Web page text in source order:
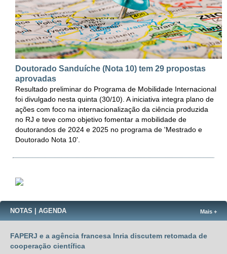
Doutorado Sanduíche (Nota 10) tem 29 propostas
aprovadas
Resultado preliminar do Programa de Mobilidade Internacional
foi divulgado nesta quinta (30/10). A iniciativa integra plano de
ações com foco na internacionalização da ciência produzida
no RJ e teve como objetivo fomentar a mobilidade de
doutorandos de 2024 e 2025 no programa de 'Mestrado e
Doutorado Nota 10'.
NOTAS | AGENDA Mais +
FAPERJ e a agência francesa Inria discutem retomada de
cooperação científica